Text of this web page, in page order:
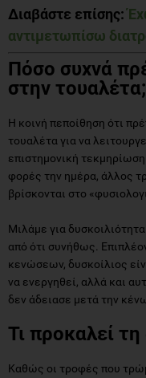
Διαβάστε επίσης:
αντιμετωπίσω
Πόσο συχνά
στην τουαλέτα;
Η κοινή πεποίθηση ότι
τουαλέτα για να
επιστημονική
φορές την ημέρα, άλλος
βρίσκονται στο
Μιλάμε για
από ότι συνήθως.
κενώσεων, δυσκοίλιος
να ενεργηθεί, αλλά και
δεν άδειασε μετά την
Τι προκαλεί
Καθώς οι τροφές που